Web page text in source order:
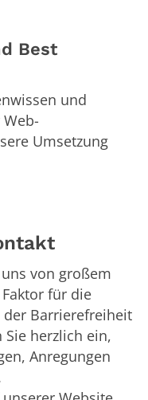
Best
und
Umsetzung
von großem
für die
Barrierefreiheit
herzlich ein,
Anregungen